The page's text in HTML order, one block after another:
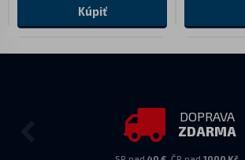
Kúpiť
DOPRAVA
ZDARMA